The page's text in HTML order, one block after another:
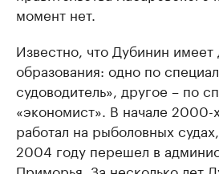
момент нет.
Известно, что Дубинин
образования: одно по
судоводитель», другое – по
«экономист». В начале 2000-
работал на рыболовных
2004 году перешел в